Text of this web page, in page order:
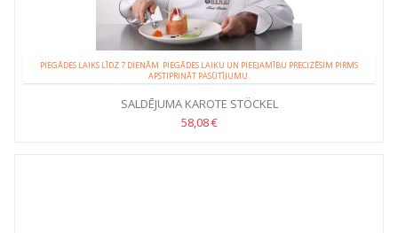
PIEGĀDES LAIKS LĪDZ 7 DIENĀM. PIEGĀDES LAIKU UN PIEEJAMĪBU PRECIZĒSIM PIRMS
APSTIPRINĀT PASŪTĪJUMU.
SALDĒJUMA KAROTE STÖCKEL
58,08 €